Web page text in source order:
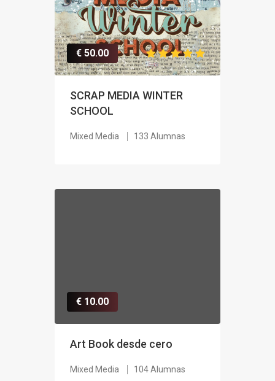
€ 50.00
SCRAP MEDIA WINTER
SCHOOL
Mixed Media 133 Alumnas
€ 10.00
Art Book desde cero
Mixed Media 104 Alumnas